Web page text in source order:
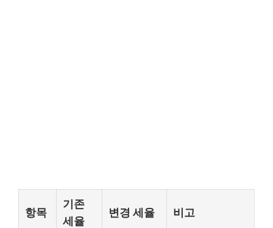
항목
기존
세율
변경 세율 비고